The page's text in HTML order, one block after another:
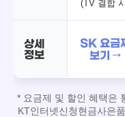
(TV 결합
상세
정보
SK 요금
보기 →
* 요금제 및 할인 혜택은
KT인터넷신청현금사은